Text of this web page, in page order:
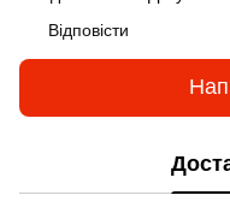
Відповісти